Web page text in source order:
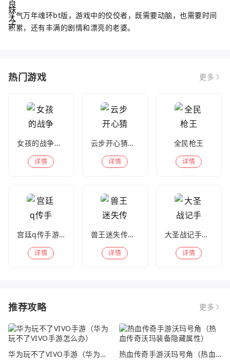
斗气万年魂环bt版，游戏中的佼佼者，既需要动脑，也需要时间
积累，还有丰满的剧情和漂亮的老婆。
热门游戏 更多
女孩的战争手机版(暂未上线)
详情
云步开心猜歌名
详情
全民枪王
详情
宫廷q传手游百度版
详情
兽王迷失传奇高爆版
详情
大圣战记手游官方版
详情
推荐攻略 更多
华为玩不了VIVO手游（华为玩不了VIVO手游怎么办） 热血传奇手游沃玛号角（热血传奇沃玛装备隐藏属性）